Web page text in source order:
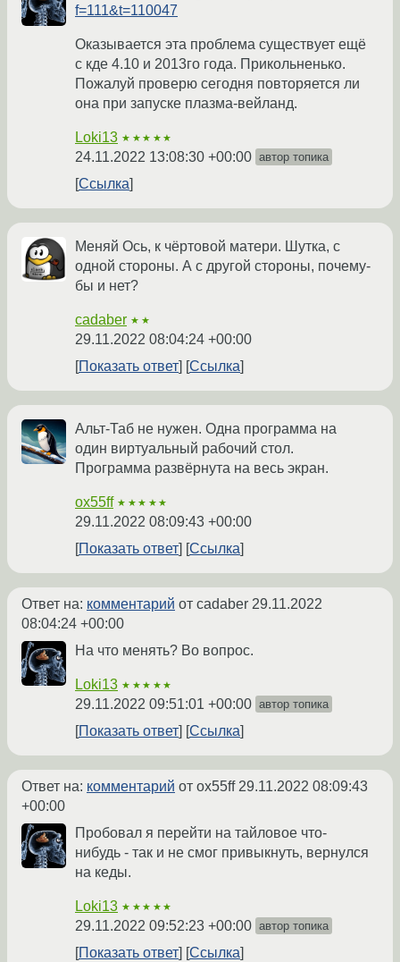
f=111&t=110047
Оказывается эта проблема существует ещё
с кде 4.10 и 2013го года. Прикольненько.
Пожалуй проверю сегодня повторяется ли
она при запуске плазма-вейланд.
Loki13 ★★★★★
24.11.2022 13:08:30 +00:00 автор топика
Ссылка
Меняй Ось, к чёртовой матери. Шутка, с
одной стороны. А с другой стороны, почему-
бы и нет?
cadaber ★★
29.11.2022 08:04:24 +00:00
Показать ответ
Ссылка
Альт-Таб не нужен. Одна программа на
один виртуальный рабочий стол.
Программа развёрнута на весь экран.
ox55ff ★★★★★
29.11.2022 08:09:43 +00:00
Показать ответ
Ссылка
Ответ на: комментарий от cadaber 29.11.2022
08:04:24 +00:00
На что менять? Во вопрос.
Loki13 ★★★★★
29.11.2022 09:51:01 +00:00 автор топика
Показать ответ Ссылка
Ответ на: комментарий от ox55ff29.11.2022 08:09:43
+00:00
Пробовал я перейти на тайловое что-
нибудь - так и не смог привыкнуть, вернулся
на кеды.
Loki13 ★★★★★
29.11.2022 09:52:23 +00:00 автор топика
Показать ответ Ссылка